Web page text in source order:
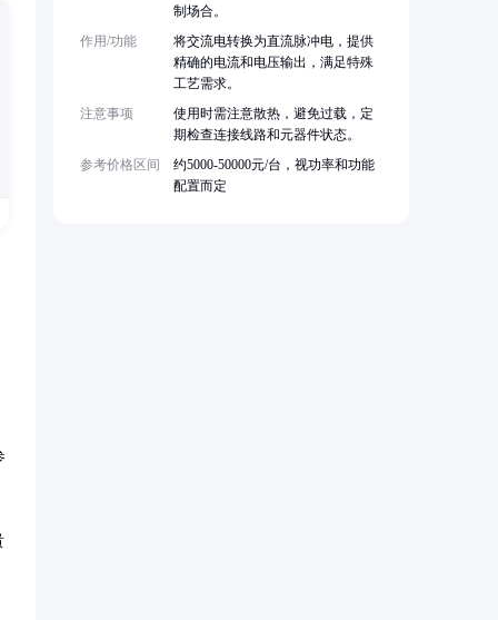
制场合。
作用/功能
将交流电转换为直流脉冲电，提供
精确的电流和电压输出，满足特殊
工艺需求。
注意事项
使用时需注意散热，避免过载，定
期检查连接线路和元器件状态。
参考价格区间
约5000-50000元/台，视功率和功能
配置而定